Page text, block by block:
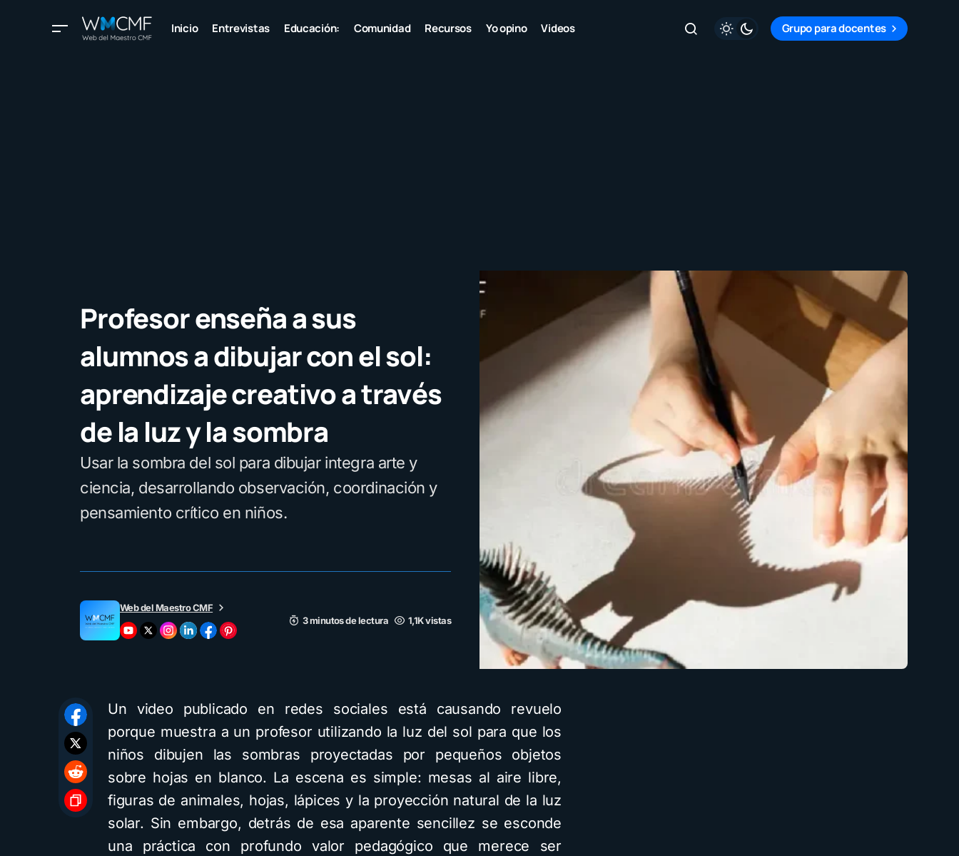
Inicio Entrevistas Educación: Comunidad Recursos Yo opino Videos Grupo para docentes
Profesor enseña a sus
alumnos a dibujar con el sol:
aprendizaje creativo a través
de la luz y la sombra
Usar la sombra del sol para dibujar integra arte y
ciencia, desarrollando observación, coordinación y
pensamiento crítico en niños.
Web del Maestro CMF
3 minutos de lectura
1,1K vistas
Un video publicado en redes sociales está causando revuelo
porque muestra a un profesor utilizando la luz del sol para que los
niños dibujen las sombras proyectadas por pequeños objetos
sobre hojas en blanco. La escena es simple: mesas al aire libre,
figuras de animales, hojas, lápices y la proyección natural de la luz
solar. Sin embargo, detrás de esa aparente sencillez se esconde
una práctica con profundo valor pedagógico que merece ser